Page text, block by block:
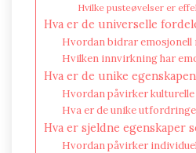
Hvilke pusteøvelser er
Hva er de universelle
Hvordan bidrar emosjonell
Hvilken innvirkning har
Hva er de unike
Hvordan påvirker
Hva er de unike
Hva er sjeldne egenskaper
Hvordan påvirker